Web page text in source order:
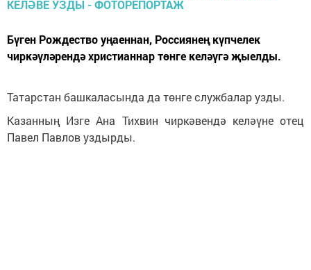
Бүген Рождество уңаеннан, Россиянең күпчелек
чиркәүләрендә христианнар төнге келәүгә җыелды.
Татарстан башкаласында да төнгеслужбалар узды.
Казанның Изге Ана Тихвин чиркәвендә келәүне отец
Павел Павлов уздырды.